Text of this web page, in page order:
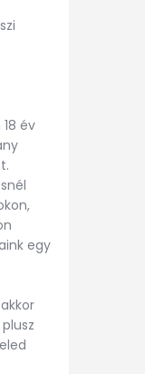
év
egy